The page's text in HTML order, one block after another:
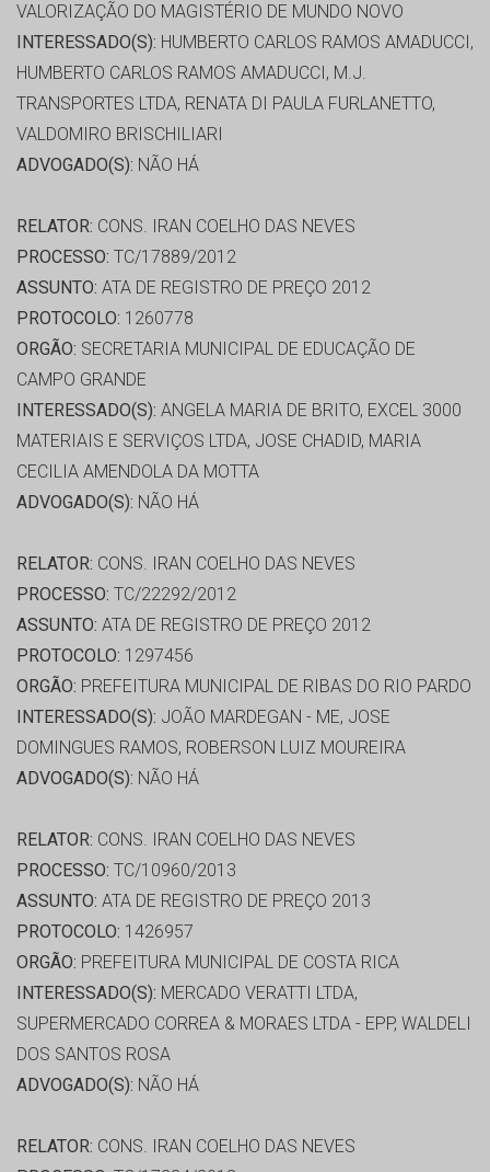
VALORIZAÇÃO DO MAGISTÉRIO DE MUNDO NOVO
INTERESSADO(S): HUMBERTO CARLOS RAMOS AMADUCCI,
HUMBERTO CARLOS RAMOS AMADUCCI, M.J.
TRANSPORTES LTDA, RENATA DI PAULA FURLANETTO,
VALDOMIRO BRISCHILIARI
ADVOGADO(S): NÃO HÁ
RELATOR: CONS. IRAN COELHO DAS NEVES
PROCESSO: TC/17889/2012
ASSUNTO: ATA DE REGISTRO DE PREÇO 2012
PROTOCOLO: 1260778
ORGÃO: SECRETARIA MUNICIPAL DE EDUCAÇÃO DE
CAMPO GRANDE
INTERESSADO(S): ANGELA MARIA DE BRITO, EXCEL 3000
MATERIAIS E SERVIÇOS LTDA, JOSE CHADID, MARIA
CECILIA AMENDOLA DA MOTTA
ADVOGADO(S): NÃO HÁ
RELATOR: CONS. IRAN COELHO DAS NEVES
PROCESSO: TC/22292/2012
ASSUNTO: ATA DE REGISTRO DE PREÇO 2012
PROTOCOLO: 1297456
ORGÃO: PREFEITURA MUNICIPAL DE RIBAS DO RIO PARDO
INTERESSADO(S): JOÃO MARDEGAN - ME, JOSE
DOMINGUES RAMOS, ROBERSON LUIZ MOUREIRA
ADVOGADO(S): NÃO HÁ
RELATOR: CONS. IRAN COELHO DAS NEVES
PROCESSO: TC/10960/2013
ASSUNTO: ATA DE REGISTRO DE PREÇO 2013
PROTOCOLO: 1426957
ORGÃO: PREFEITURA MUNICIPAL DE COSTA RICA
INTERESSADO(S): MERCADO VERATTI LTDA,
SUPERMERCADO CORREA & MORAES LTDA - EPP, WALDELI
DOS SANTOS ROSA
ADVOGADO(S): NÃO HÁ
RELATOR: CONS. IRAN COELHO DAS NEVES